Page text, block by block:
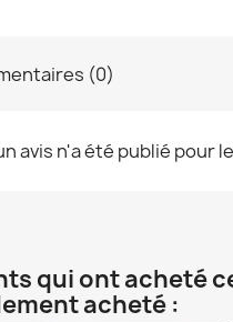
(0)
avis n'a été publié pour
qui ont acheté
acheté :